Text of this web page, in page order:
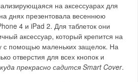
на аксессуарах для
днях презентовала весеннюю
4 и iPad 2. Для таблеток они
аксессуар, который крепится на
помощью маленьких защелок. На
отверстия для всех кнопок и
прекрасно садится Smart Cover.